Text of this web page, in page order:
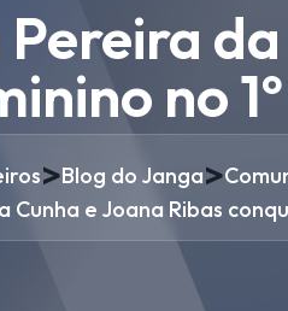
no
>Blog do Janga>
Cunha e Joana Ribas